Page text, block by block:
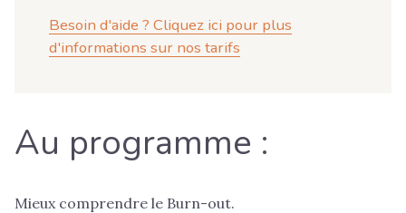
Besoin d'aide ? Cliquez ici pour plus
d'informations sur nos tarifs
Au programme :
Mieux comprendre le Burn-out.